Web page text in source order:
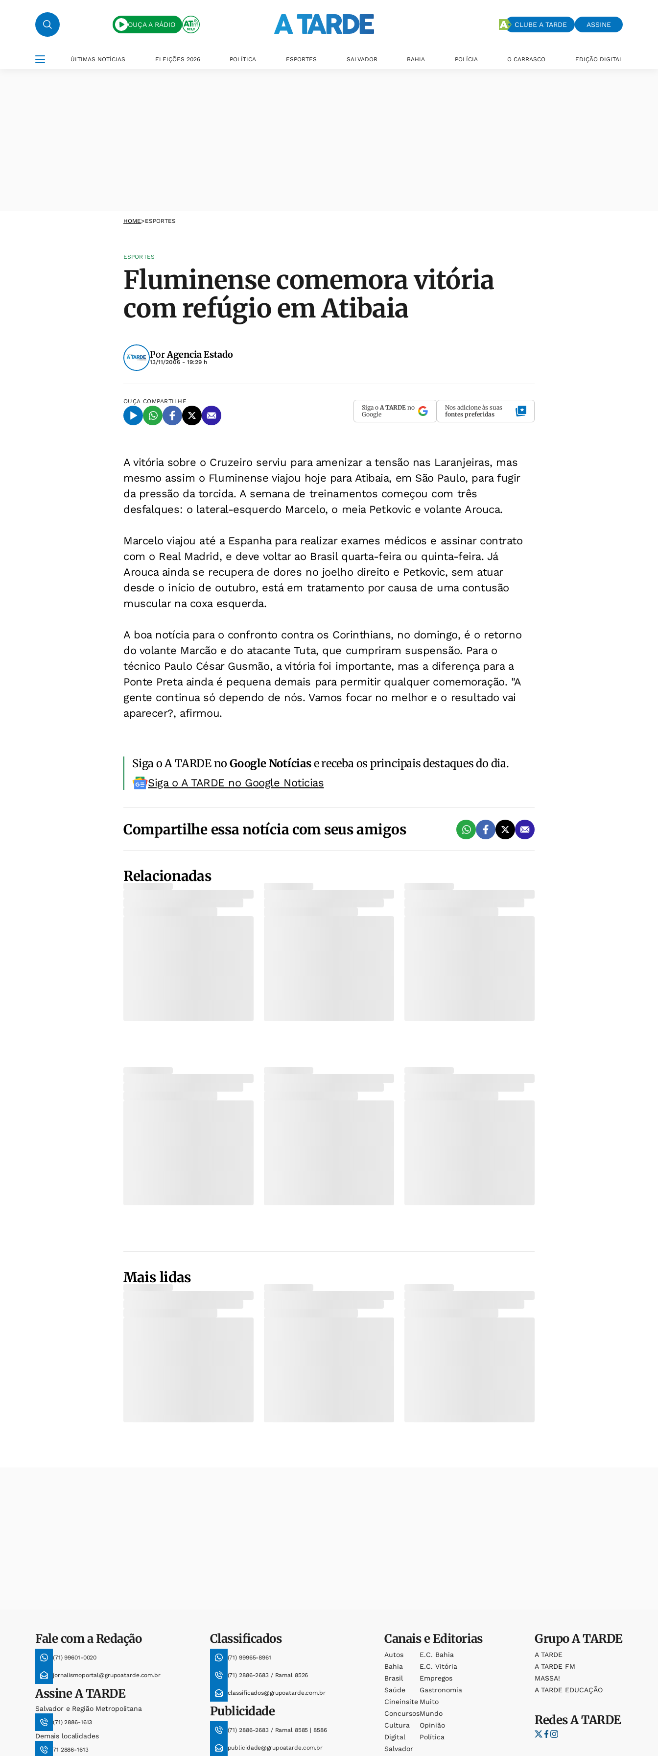
OUÇA A RÁDIO CLUBE A TARDE ASSINE
ÚLTIMAS NOTÍCIAS ELEIÇÕES 2026 POLÍTICA ESPORTES SALVADOR BAHIA POLÍCIA O CARRASCO EDIÇÃO DIGITAL
HOME>ESPORTES
ESPORTES
Fluminense comemora vitória
com refúgio em Atibaia
PorAgencia Estado
13/11/2006 - 19:29 h
OUÇA COMPARTILHE
Siga o A TARDE no
Google
Nos adicione às suas
fontes preferidas
A vitória sobre o Cruzeiro serviu para amenizar a tensão nas Laranjeiras, mas
mesmo assim o Fluminense viajou hoje para Atibaia, em São Paulo, para fugir
da pressão da torcida. A semana de treinamentos começou com três
desfalques: o lateral-esquerdo Marcelo, o meia Petkovic e volante Arouca.
Marcelo viajou até a Espanha para realizar exames médicos e assinar contrato
com o Real Madrid, e deve voltar ao Brasil quarta-feira ou quinta-feira. Já
Arouca ainda se recupera de dores no joelho direito e Petkovic, sem atuar
desde o início de outubro, está em tratamento por causa de uma contusão
muscular na coxa esquerda.
A boa notícia para o confronto contra os Corinthians, no domingo, é o retorno
do volante Marcão e do atacante Tuta, que cumpriram suspensão. Para o
técnico Paulo César Gusmão, a vitória foi importante, mas a diferença para a
Ponte Preta ainda é pequena demais para permitir qualquer comemoração. "A
gente continua só dependo de nós. Vamos focar no melhor e o resultado vai
aparecer?, afirmou.
Siga o A TARDE noGoogle Notíciase receba os principais destaques do dia.
Siga o A TARDE no Google Noticias
Compartilhe essa notícia com seus amigos
Relacionadas
Mais lidas
Fale com a Redação
(71) 99601-0020
jornalismoportal@grupoatarde.com.br
AssineA TARDE
Salvador e Região Metropolitana
(71) 2886-1613
Demais localidades
71 2886-1613
Classificados
(71) 99965-8961
(71) 2886-2683 / Ramal 8526
classificados@grupoatarde.com.br
Publicidade
(71) 2886-2683 / Ramal 8585 | 8586
publicidade@grupoatarde.com.br
Canais e Editorias
Autos
Bahia
Brasil
Saúde
Cineinsite
Concursos
Cultura
Digital
Salvador
E.c. Bahia
E.c. Vitória
Empregos
Gastronomia
Muito
Mundo
Opinião
Política
GrupoA TARDE
A TARDE
A TARDE FM
MASSA!
A TARDE EDUCAÇÃO
RedesA TARDE